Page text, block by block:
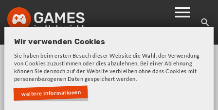
Skip
to
navigation
Wir verwenden Cookies
Sie haben beim ersten Besuch dieser Website die Wahl, der Verwendung
von Cookies zuzustimmen oder dies abzulehnen. Bei einer Ablehnung
können Sie dennoch auf der Website verbleiben ohne dass Cookies mit
personenbezogenen Daten gespeichert werden.
weitere Informationen